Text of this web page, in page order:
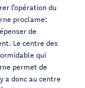
l’opération du
proclame:
de
Le centre des
qui
permet de
a donc au centre